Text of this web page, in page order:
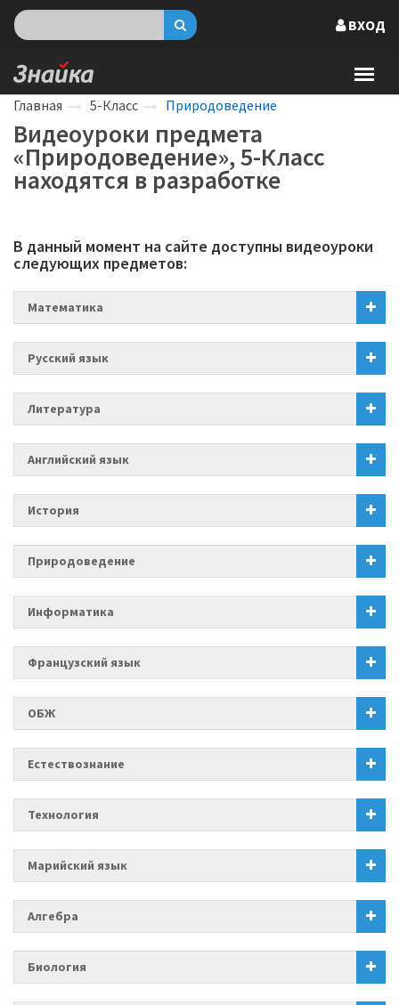
ВХОД
Главная 5-Класс Природоведение
Видеоуроки предмета
«Природоведение», 5-Класс
находятся в разработке
В данный момент на сайте доступны видеоуроки
следующих предметов:
Математика
Русский язык
Литература
Английский язык
История
Природоведение
Информатика
Французский язык
ОБЖ
Естествознание
Технология
Марийский язык
Алгебра
Биология